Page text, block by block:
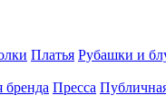
Платья Рубашки и
бренда Пресса